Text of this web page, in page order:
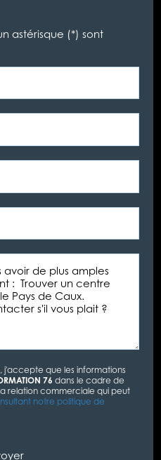
astérisque (*) sont
j'accepte que les informations
76 dans le cadre de
relation commerciale qui peut
notre politique de